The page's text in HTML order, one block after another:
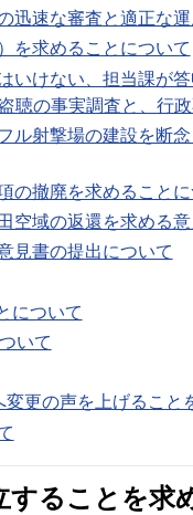
迅速な審査と適正な
を求めることについて
いけない、担当課が
聴の事実調査と、行
ル射撃場の建設を断
の撤廃を求めることに
空域の返還を求める
見書の提出について
について
いて
更の声を上げること
することを求